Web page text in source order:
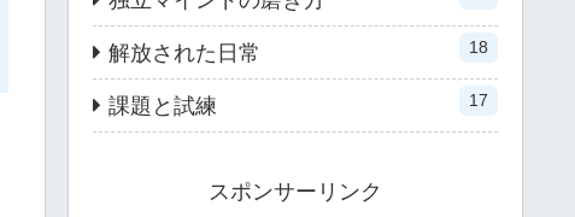
解放された日常 18
課題と試練 17
スポンサーリンク